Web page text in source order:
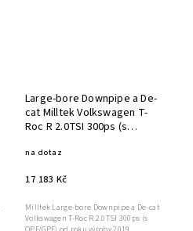
Large-bore Downpipe a De-
cat Milltek Volkswagen T-
Roc R 2.0TSI 300ps (s
na dotaz
17 183 Kč
Milltek Large-bore Downpipe a De-cat
Volkswagen T-Roc R 2.0TSI 300ps (s